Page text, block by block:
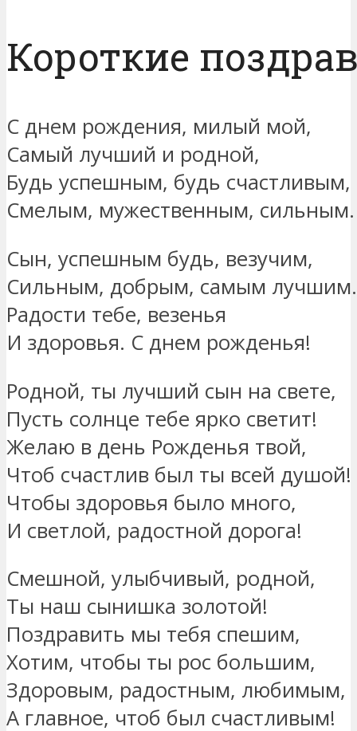
Короткие
С днем рождения, милый мой,
Самый лучший и родной,
Будь успешным, будь счастливым,
Смелым, мужественным, сильным.
Сын, успешным будь, везучим,
Сильным, добрым, самым лучшим.
Радости тебе, везенья
И здоровья. С днем рожденья!
Родной, ты лучший сын на свете,
Пусть солнце тебе ярко светит!
Желаю в день Рожденья твой,
Чтоб счастлив был ты всей душой!
Чтобы здоровья было много,
И светлой, радостной дорога!
Смешной, улыбчивый, родной,
Ты наш сынишка золотой!
Поздравить мы тебя спешим,
Хотим, чтобы ты рос большим,
Здоровым, радостным, любимым,
А главное, чтоб был счастливым!